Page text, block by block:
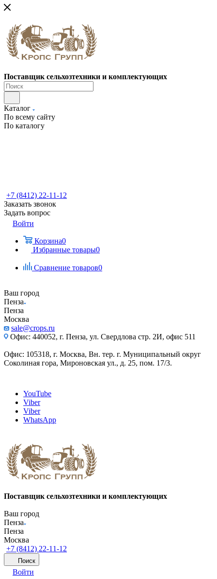
Поставщик сельхозтехники и комплектующих
Каталог
По всему сайту
По каталогу
+7 (8412) 22-11-12
Заказать звонок
Задать вопрос
Войти
Корзина0
Избранные товары0
Сравнение товаров0
Ваш город
Пенза
Пенза
Москва
sale@crops.ru
Офис: 440052, г. Пенза, ул. Свердлова стр. 2И, офис 511
Офис: 105318, г. Москва, Вн. тер. г. Муниципальный округ
Соколиная гора, Мироновская ул., д. 25, пом. 17/3.
YouTube
Viber
Viber
WhatsApp
Поставщик сельхозтехники и комплектующих
Ваш город
Пенза
Пенза
Москва
+7 (8412) 22-11-12
Поиск
Войти